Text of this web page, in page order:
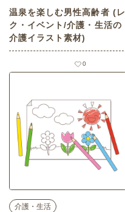
温泉を楽しむ男性高齢者 (レ
ク・イベント/介護・生活の
介護イラスト素材)
0
介護・生活